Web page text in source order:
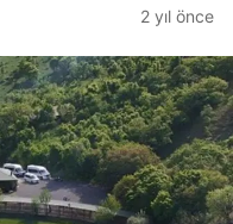
2 yıl önce